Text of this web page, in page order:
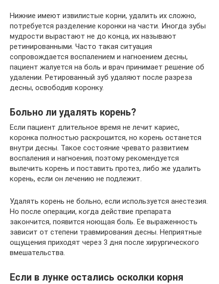
Нижние имеют извилистые корни, удалить их сложно,
потребуется разделение коронки на части. Иногда зубы
мудрости вырастают не до конца, их называют
ретинированными. Часто такая ситуация
сопровождается воспалением и нагноением десны,
пациент жалуется на боль и врач принимает решение об
удалении. Ретированный зуб удаляют после разреза
десны, освободив коронку.
Больно ли удалять корень?
Если пациент длительное время не лечит кариес,
коронка полностью раскрошится, но корень останется
внутри десны. Такое состояние чревато развитием
воспаления и нагноения, поэтому рекомендуется
вылечить корень и поставить протез, либо же удалить
корень, если он лечению не подлежит.
Удалять корень не больно, если используется анестезия.
Но после операции, когда действие препарата
закончится, появится ноющая боль. Ее выраженность
зависит от степени травмирования десны. Неприятные
ощущения приходят через 3 дня после хирургического
вмешательства.
Если в лунке остались осколки корня